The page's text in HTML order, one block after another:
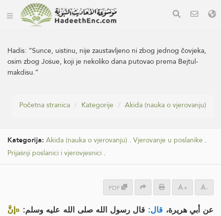
Hadis: “Sunce, uistinu, nije zaustavljeno ni zbog jednog čovjeka,
osim zbog Jošue, koji je nekoliko dana putovao prema Bejtul-
makdisu.”
Početna stranica Kategorije Akida (nauka o vjerovanju)
Kategorija: Akida (nauka o vjerovanju) . Vjerovanje u poslanike .
Prijašnji poslanici i vjerovjesnici .
PDF + -
عن أبي هريرة، قال: قال رسول الله صلى الله عليه وسلم: «إنَّ